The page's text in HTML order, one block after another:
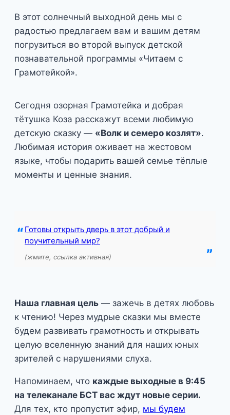
В этот солнечный выходной день мы с
радостью предлагаем вам и вашим детям
погрузиться во второй выпуск детской
познавательной программы «Читаем с
Грамотейкой».
Сегодня озорная Грамотейка и добрая
тётушка Коза расскажут всеми любимую
детскую сказку — «Волк и семеро козлят».
Любимая история оживает на жестовом
языке, чтобы подарить вашей семье тёплые
моменты и ценные знания.
Готовы открыть дверь в этот добрый и
поучительный мир?
(жмите, ссылка активная)
Наша главная цель — зажечь в детях любовь
к чтению! Через мудрые сказки мы вместе
будем развивать грамотность и открывать
целую вселенную знаний для наших юных
зрителей с нарушениями слуха.
Напоминаем, что каждые выходные в 9:45
на телеканале БСТ вас ждут новые серии.
Для тех, кто пропустит эфир, мы будем